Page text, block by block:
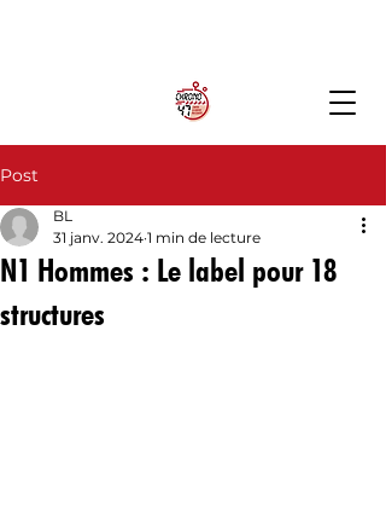
Post
N1 Hommes : Le label pour 18
structures
BL
31 janv. 2024 1 min de lecture